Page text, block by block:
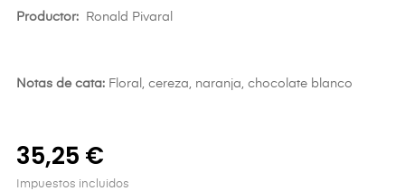
Productor: Ronald Pivaral
Notas de cata: Floral, cereza, naranja, chocolate blanco
35,25 €
Impuestos incluidos